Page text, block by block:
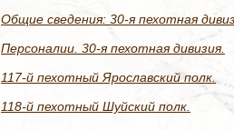
Общие сведения: 30-я пехотная
Персоналии. 30-я пехотная дивизия.
117-й пехотный Ярославский полк.
118-й пехотный Шуйский полк.